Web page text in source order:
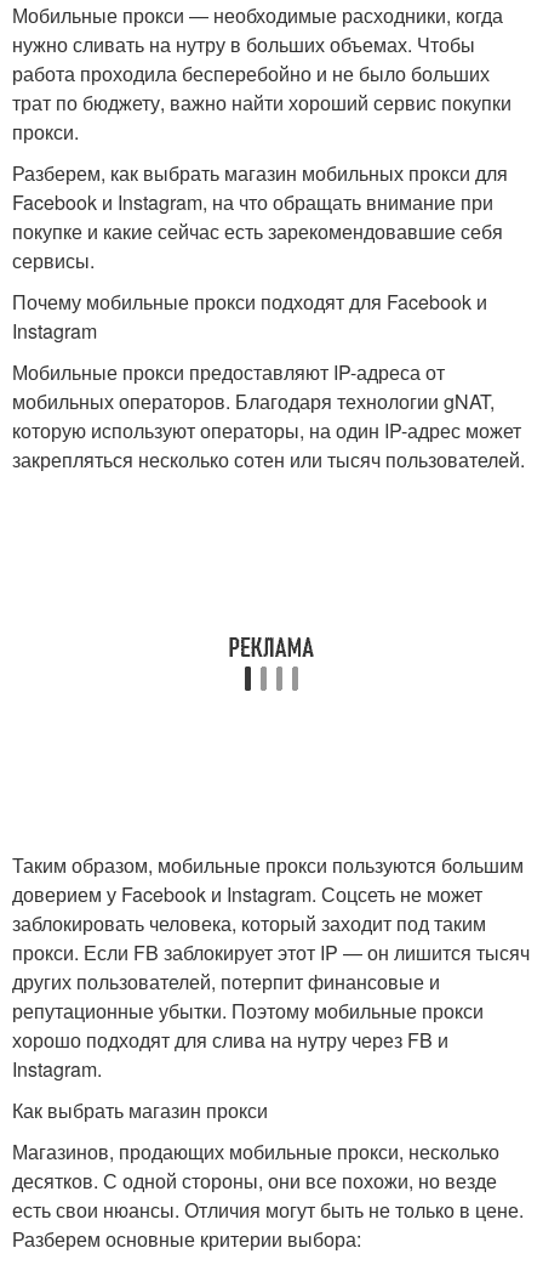
Мобильные прокси — необходимые расходники, когда
нужно сливать на нутру в больших объемах. Чтобы
работа проходила бесперебойно и не было больших
трат по бюджету, важно найти хороший сервис покупки
прокси.
Разберем, как выбрать магазин мобильных прокси для
Facebook и Instagram, на что обращать внимание при
покупке и какие сейчас есть зарекомендовавшие себя
сервисы.
Почему мобильные прокси подходят для Facebook и
Instagram
Мобильные прокси предоставляют IP-адреса от
мобильных операторов. Благодаря технологии gNAT,
которую используют операторы, на один IP-адрес может
закрепляться несколько сотен или тысяч пользователей.
Таким образом, мобильные прокси пользуются большим
доверием у Facebook и Instagram. Соцсеть не может
заблокировать человека, который заходит под таким
прокси. Если FB заблокирует этот IP — он лишится тысяч
других пользователей, потерпит финансовые и
репутационные убытки. Поэтому мобильные прокси
хорошо подходят для слива на нутру через FB и
Instagram.
Как выбрать магазин прокси
Магазинов, продающих мобильные прокси, несколько
десятков. С одной стороны, они все похожи, но везде
есть свои нюансы. Отличия могут быть не только в цене.
Разберем основные критерии выбора: